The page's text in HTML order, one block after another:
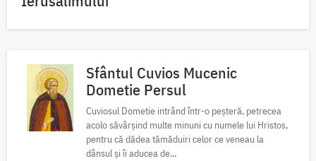
Sfântul Cuvios Mucenic
Dometie Persul
Cuviosul Dometie intrând într-o peșteră, petrecea
acolo săvârșind multe minuni cu numele lui Hristos,
pentru că dădea tămăduiri celor ce veneau la
dânsul și îi aducea de...